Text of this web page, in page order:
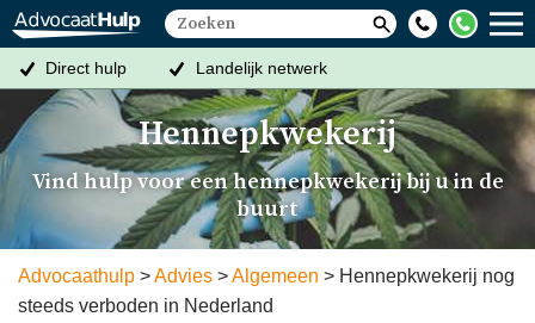
Direct hulp Landelijk netwerk
Altijd een oplossing Gratis eerste gesprek
Hennepkwekerij
Vind hulp voor een hennepkwekerij bij u in de
buurt
Advocaathulp Advies Algemeen
Hennepkwekerij nog
steeds verboden in Nederland